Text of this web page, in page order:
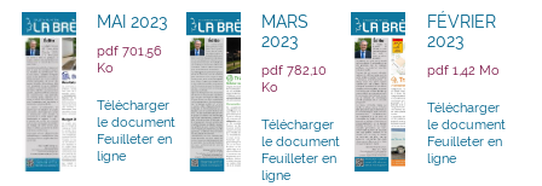
MAI 2023
pdf 701,56
Ko
Télécharger
le document
Feuilleter en
ligne
MARS
2023
pdf 782,10
Ko
Télécharger
le document
Feuilleter en
ligne
FÉVRIER
2023
pdf 1,42 Mo
Télécharger
le document
Feuilleter en
ligne